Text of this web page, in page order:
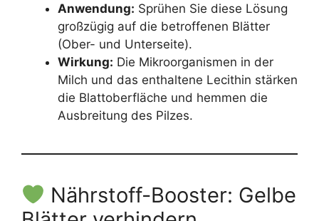
Anwendung: Sprühen Sie diese Lösung
großzügig auf die betroffenen Blätter
(Ober- und Unterseite).
Wirkung: Die Mikroorganismen in der
Milch und das enthaltene Lecithin stärken
die Blattoberfläche und hemmen die
Ausbreitung des Pilzes.
Nährstoff-Booster: Gelbe